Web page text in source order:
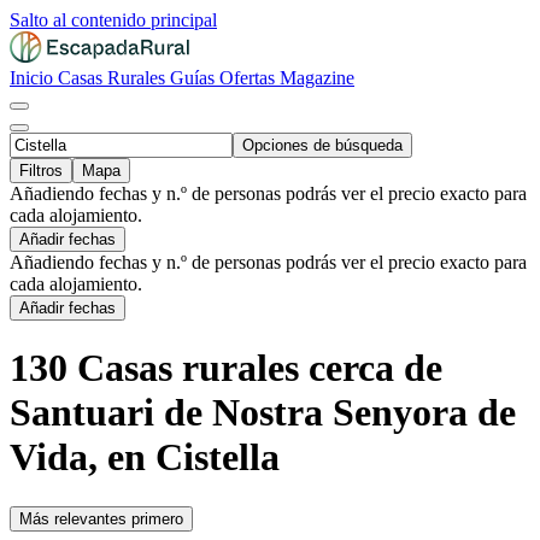
Salto al contenido principal
Inicio Casas Rurales Guías Ofertas Magazine
Opciones de búsqueda
Filtros
Mapa
Añadiendo fechas y n.º de personas podrás ver el precio exacto para
cada alojamiento.
Añadir fechas
Añadiendo fechas y n.º de personas podrás ver el precio exacto para
cada alojamiento.
Añadir fechas
130 Casas rurales cerca de
Santuari de Nostra Senyora de
Vida, en Cistella
Más relevantes primero